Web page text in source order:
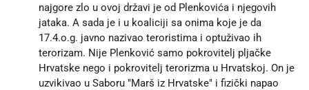
najgore zlo u ovoj državi je od Plenkovića i njegovih
jataka. A sada je i u koaliciji sa onima koje je da
17.4.o.g. javno nazivao teroristima i optuživao ih
terorizam. Nije Plenković samo pokrovitelj pljačke
Hrvatske nego i pokrovitelj terorizma u Hrvatskoj. On je
uzvikivao u Saboru "Marš iz Hrvatske" i fizički napao